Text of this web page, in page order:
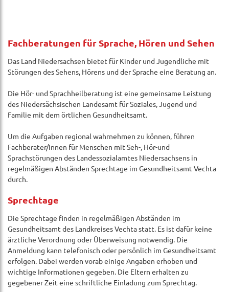
Fachberatungen für Sprache, Hören und Sehen
Das Land Niedersachsen bietet für Kinder und Jugendliche mit
Störungen des Sehens, Hörens und der Sprache eine Beratung an.
Die Hör- und Sprachheilberatung ist eine gemeinsame Leistung
des Niedersächsischen Landesamt für Soziales, Jugend und
Familie mit dem örtlichen Gesundheitsamt.
Um die Aufgaben regional wahrnehmen zu können, führen
Fachberater/innen für Menschen mit Seh-, Hör-und
Sprachstörungen des Landessozialamtes Niedersachsens in
regelmäßigen Abständen Sprechtage im Gesundheitsamt Vechta
durch.
Sprechtage
Die Sprechtage finden in regelmäßigen Abständen im
Gesundheitsamt des Landkreises Vechta statt. Es ist dafür keine
ärztliche Verordnung oder Überweisung notwendig. Die
Anmeldung kann telefonisch oder persönlich im Gesundheitsamt
erfolgen. Dabei werden vorab einige Angaben erhoben und
wichtige Informationen gegeben. Die Eltern erhalten zu
gegebener Zeit eine schriftliche Einladung zum Sprechtag.